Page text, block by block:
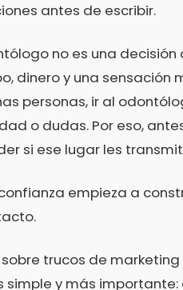
antes de escribir.
no es una decisión
dinero y una sensación
personas, ir al
o dudas. Por eso,
si ese lugar les
empieza a
trucos de
simple y más importante: